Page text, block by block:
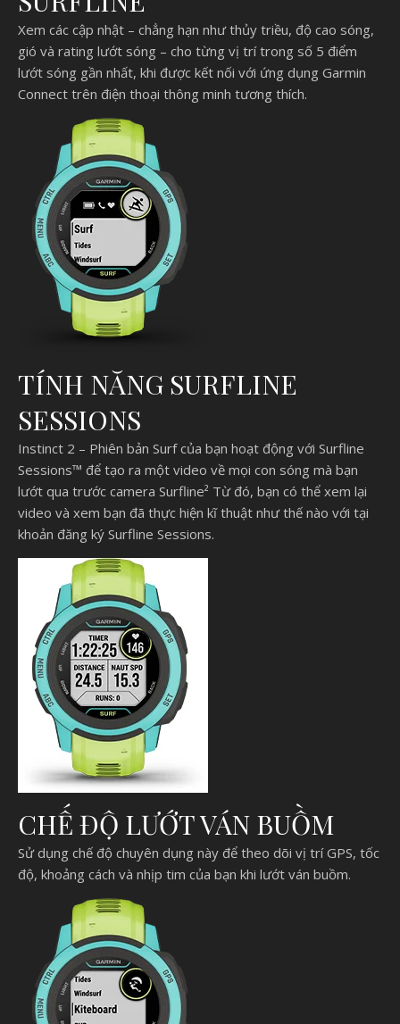
Xem các cập nhật – chẳng hạn như thủy triều, độ cao sóng,
gió và rating lướt sóng – cho từng vị trí trong số 5 điểm
lướt sóng gần nhất, khi được kết nối với ứng dụng Garmin
Connect trên điện thoại thông minh tương thích.
TÍNH NĂNG SURFLINE
SESSIONS
Instinct 2 – Phiên bản Surf của bạn hoạt động với Surfline
Sessions™ để tạo ra một video về mọi con sóng mà bạn
lướt qua trước camera Surfline² Từ đó, bạn có thể xem lại
video và xem bạn đã thực hiện kĩ thuật như thế nào với tại
khoản đăng ký Surfline Sessions.
CHẾ ĐỘ LƯỚT VÁN BUỒM
Sử dụng chế độ chuyên dụng này để theo dõi vị trí GPS, tốc
độ, khoảng cách và nhịp tim của bạn khi lướt ván buồm.